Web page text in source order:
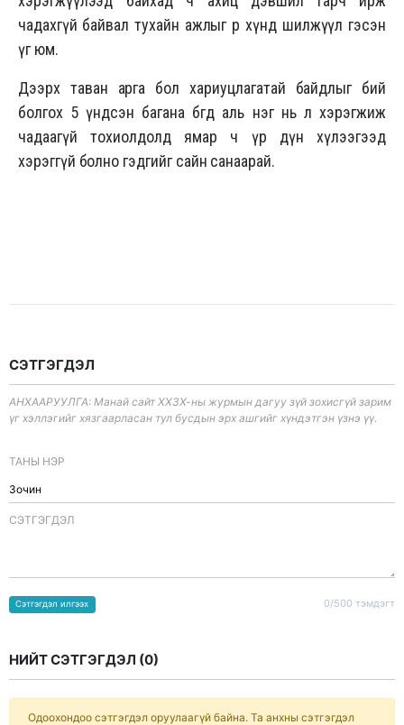
чадахгүй байвал тухайн ажлыг өөр хүнд шилжүүл гэсэн
үг юм.
Дээрх таван арга бол хариуцлагатай байдлыг бий
болгох 5 үндсэн багана бөгөөд аль нэг нь л хэрэгжиж
чадаагүй тохиолдолд ямар ч үр дүн хүлээгээд
хэрэггүй болно гэдгийг сайн санаарай.
СЭТГЭГДЭЛ
АНХААРУУЛГА: Манай сайт ХХЗХ-ны журмын дагуу зүй зохисгүй зарим
үг хэллэгийг хязгаарласан тул бусдын эрх ашгийг хүндэтгэн үзнэ үү.
ТАНЫ НЭР
CЭТГЭГДЭЛ
0/500 тэмдэгт
Сэтгэгдэл илгээх
НИЙТ СЭТГЭГДЭЛ (0)
Одоохондоо сэтгэгдэл оруулаагүй байна. Та анхны сэтгэгдэл